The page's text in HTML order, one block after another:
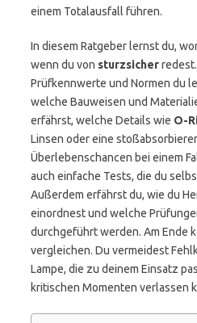
einem Totalausfall führen.
In diesem Ratgeber lernst du,
wenn du von sturzsicher
Prüfkennwerte und Normen du
welche Bauweisen und
erfährst, welche Details wie O-
Linsen oder eine
Überlebenschancen bei einem
auch einfache Tests, die du
Außerdem erfährst du, wie du
einordnest und welche
durchgeführt werden. Am Ende
vergleichen. Du vermeidest
Lampe, die zu deinem Einsatz
kritischen Momenten verlassen